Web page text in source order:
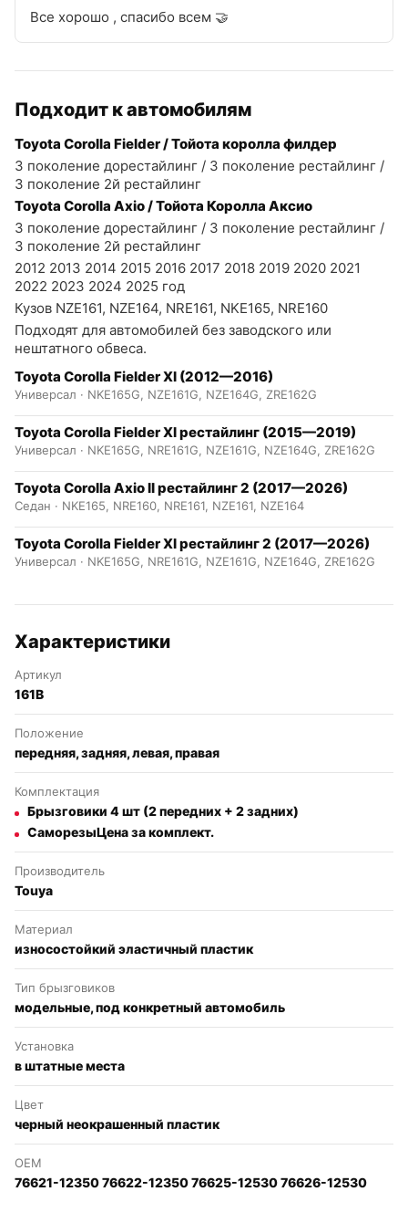
Все хорошо , спасибо всем 🤝
Подходит к автомобилям
Toyota Corolla Fielder / Тойота королла филдер
3 поколение дорестайлинг / 3 поколение рестайлинг /
3 поколение 2й рестайлинг
Toyota Corolla Axio / Тойота Королла Аксио
3 поколение дорестайлинг / 3 поколение рестайлинг /
3 поколение 2й рестайлинг
2012 2013 2014 2015 2016 2017 2018 2019 2020 2021
2022 2023 2024 2025 год
Кузов NZE161, NZE164, NRE161, NKE165, NRE160
Подходят для автомобилей без заводского или
нештатного обвеса.
Toyota Corolla Fielder XI (2012—2016)
Универсал · NKE165G, NZE161G, NZE164G, ZRE162G
Toyota Corolla Fielder XI рестайлинг (2015—2019)
Универсал · NKE165G, NRE161G, NZE161G, NZE164G, ZRE162G
Toyota Corolla Axio II рестайлинг 2 (2017—2026)
Седан · NKE165, NRE160, NRE161, NZE161, NZE164
Toyota Corolla Fielder XI рестайлинг 2 (2017—2026)
Универсал · NKE165G, NRE161G, NZE161G, NZE164G, ZRE162G
Характеристики
Артикул
161B
Положение
передняя, задняя, левая, правая
Комплектация
Брызговики 4 шт (2 передних + 2 задних)
СаморезыЦена за комплект.
Производитель
Touya
Материал
износостойкий эластичный пластик
Тип брызговиков
модельные, под конкретный автомобиль
Установка
в штатные места
Цвет
черный неокрашенный пластик
OEM
76621-12350 76622-12350 76625-12530 76626-12530